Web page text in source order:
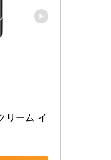
リーム イ